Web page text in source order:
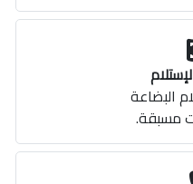
البضاعة
مسبقة.